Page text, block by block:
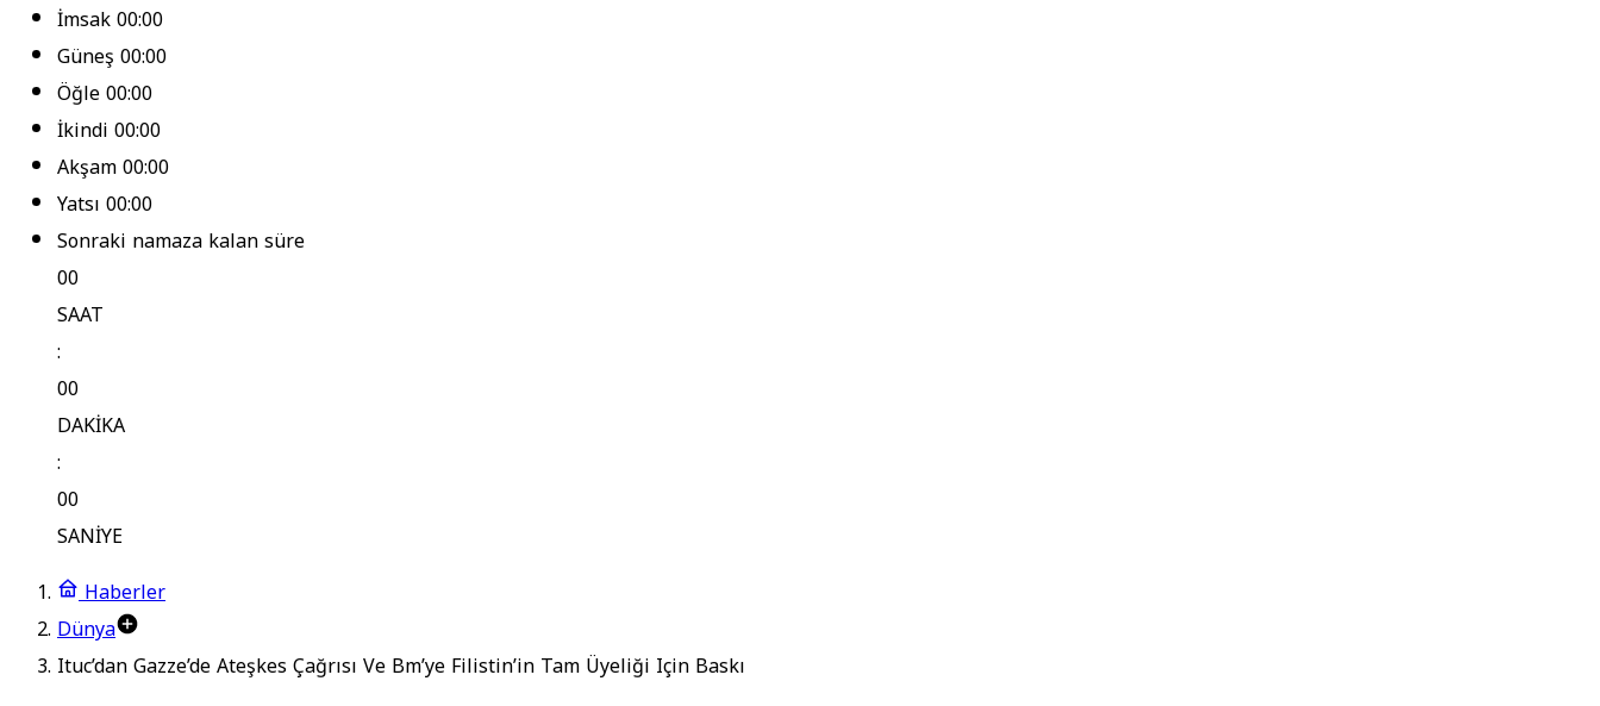
İmsak00:00
Güneş00:00
Öğle00:00
İkindi00:00
Akşam00:00
Yatsı00:00
Sonraki namaza kalan süre
00
SAAT
:
00
DAKİKA
:
00
SANİYE
Haberler
Dünya
Ituc’dan Gazze’de Ateşkes Çağrısı Ve Bm’ye Filistin’in Tam Üyeliği Için Baskı